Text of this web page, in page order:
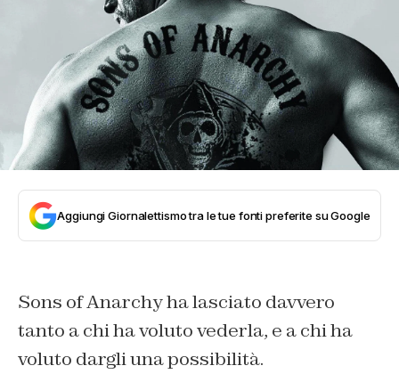
Aggiungi Giornalettismo tra le tue fonti preferite su Google
Sons of Anarchy ha lasciato davvero
tanto a chi ha voluto vederla, e a chi ha
voluto dargli una possibilità.